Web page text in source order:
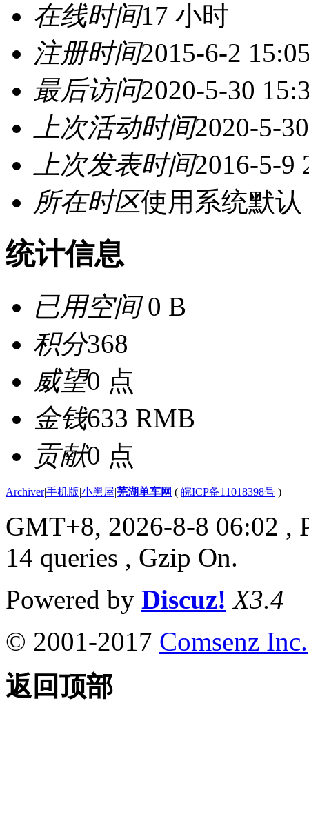
在线时间17 小时
注册时间2015-6-2
最后访问2020-5-30
上次活动时间2020-5-
上次发表时间2016-5-9
所在时区使用系统默认
统计信息
已用空间0 B
积分368
威望0 点
金钱633 RMB
贡献0 点
Archiver|手机版|小黑屋|芜湖单车网 ( 皖ICP备11018398号 )
GMT+8, 2026-8-8 06:02 ,
14 queries , Gzip On.
Powered by Discuz! X3.4
© 2001-2017 Comsenz Inc.
返回顶部